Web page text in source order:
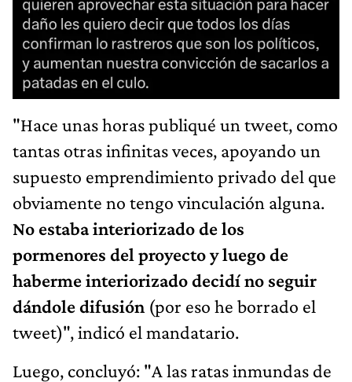
"Hace unas horas publiqué un tweet, como
tantas otras infinitas veces, apoyando un
supuesto emprendimiento privado del que
obviamente no tengo vinculación alguna.
No estaba interiorizado de los
pormenores del proyecto y luego de
haberme interiorizado decidí no seguir
dándole difusión (por eso he borrado el
tweet)", indicó el mandatario.
Luego, concluyó: "A las ratas inmundas de